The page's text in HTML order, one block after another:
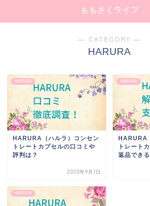
ももさくライフ
― CATEGORY ―
HARURA
HARURA
HARURA（ハルラ）コンセン
トレートカプセルの口コミや
評判は？
2020年9月1日
HARURA
HARURA
トレート
返品できる
HARURA